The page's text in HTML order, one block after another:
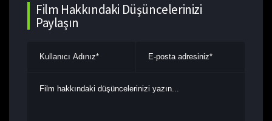
Film Hakkındaki Düşüncelerinizi
Paylaşın